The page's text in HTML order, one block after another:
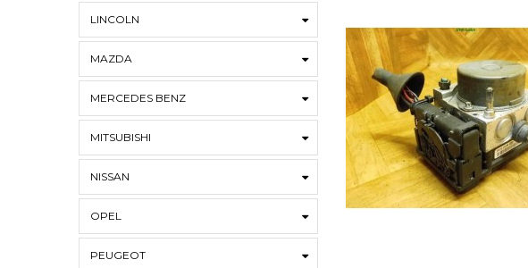
LINCOLN
MAZDA
MERCEDES BENZ
MITSUBISHI
NISSAN
OPEL
PEUGEOT